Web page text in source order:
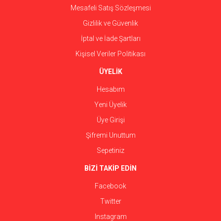
Mesafeli Satış Sözleşmesi
Gizlilik ve Güvenlik
İptal ve İade Şartları
Kişisel Veriler Politikası
ÜYELİK
Hesabım
Yeni Üyelik
Üye Girişi
Şifremi Unuttum
Sepetiniz
BİZİ TAKİP EDİN
Facebook
Twitter
Instagram